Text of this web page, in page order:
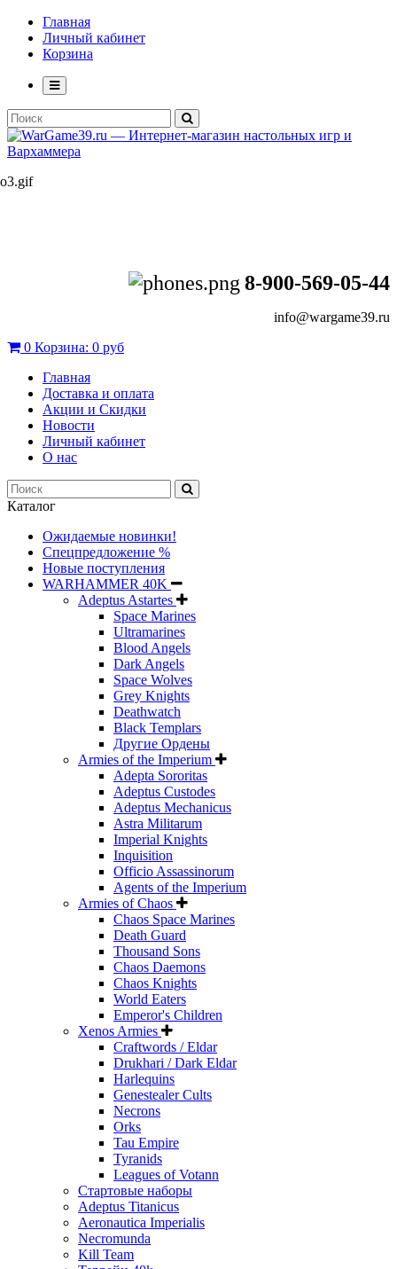
Главная
Личный кабинет
Корзина
8-900-569-05-44
info@wargame39.ru
0 Корзина: 0 руб
Главная
Доставка и оплата
Акции и Скидки
Новости
Личный кабинет
О нас
Каталог
Ожидаемые новинки!
Спецпредложение %
Новые поступления
WARHAMMER 40K
Adeptus Astartes
Space Marines
Ultramarines
Blood Angels
Dark Angels
Space Wolves
Grey Knights
Deathwatch
Black Templars
Другие Ордены
Armies of the Imperium
Adepta Sororitas
Adeptus Custodes
Adeptus Mechanicus
Astra Militarum
Imperial Knights
Inquisition
Officio Assassinorum
Agents of the Imperium
Armies of Chaos
Chaos Space Marines
Death Guard
Thousand Sons
Chaos Daemons
Chaos Knights
World Eaters
Emperor's Children
Xenos Armies
Craftwords / Eldar
Drukhari / Dark Eldar
Harlequins
Genestealer Cults
Necrons
Orks
Tau Empire
Tyranids
Leagues of Votann
Стартовые наборы
Adeptus Titanicus
Aeronautica Imperialis
Necromunda
Kill Team